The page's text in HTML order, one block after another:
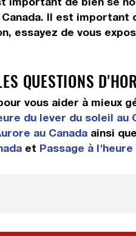
Il est
essayez de vous
QUESTIONS
vous aider à mieux
du lever du soleil au
au Canada ainsi que
et Passage à